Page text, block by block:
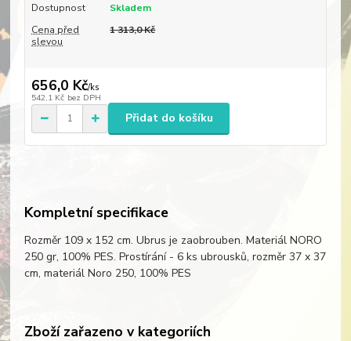
Dostupnost
Skladem
Cena před
slevou
1 313,0 Kč
656,0 Kč/ks
542,1 Kč bez DPH
Přidat do košíku
Kompletní specifikace
Rozměr 109 x 152 cm. Ubrus je zaobrouben. Materiál NORO
250 gr, 100% PES. Prostírání - 6 ks ubrousků, rozměr 37 x 37
cm, materiál Noro 250, 100% PES
Zboží zařazeno v kategoriích